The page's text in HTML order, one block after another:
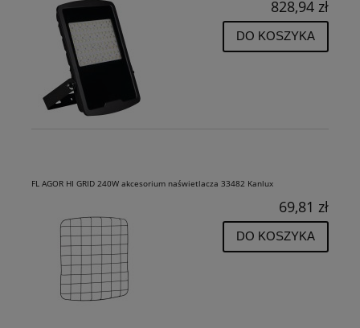
828,94 zł
DO KOSZYKA
FL AGOR HI GRID 240W akcesorium naświetlacza 33482 Kanlux
69,81 zł
DO KOSZYKA